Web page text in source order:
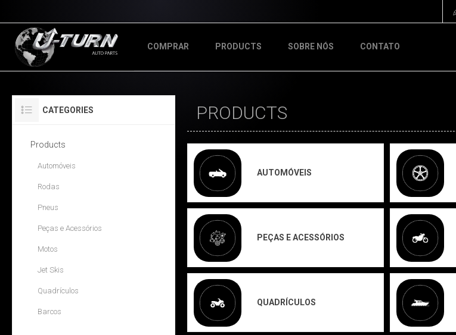
COMPRAR PRODUCTS SOBRE NÓS CONTATO
PRODUCTS
AUTOMÓVEIS
PEÇAS E ACESSÓRIOS
QUADRÍCULOS
CATEGORIES
Products
Automóveis
Rodas
Pneus
Peças e Acessórios
Motos
Jet Skis
Quadrículos
Barcos